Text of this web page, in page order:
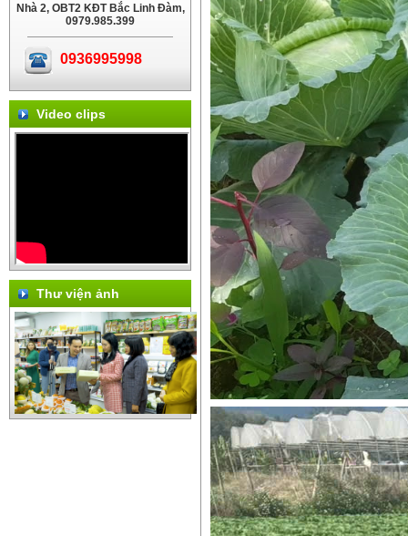
Nhà 2, OBT2 KĐT Bắc Linh Đàm,
0979.985.399
0936995998
Video clips
Thư viện ảnh